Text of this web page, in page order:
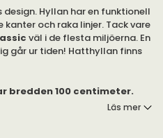
Hyllan har en funktionell
och raka linjer. Tack vare
väl i de flesta miljöerna. En
går ur tiden! Hatthyllan finns
bredden 100 centimeter.
åt är antalet krokar.
Läs mer